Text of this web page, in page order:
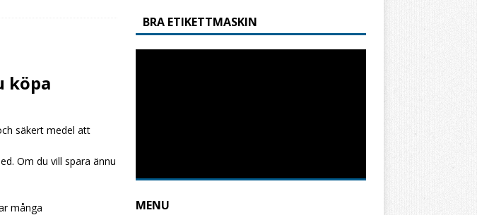
per liter med Aromhusets
köpa
säkert medel att
Om du vill spara ännu
många
BRA ETIKETTMASKIN
MENU